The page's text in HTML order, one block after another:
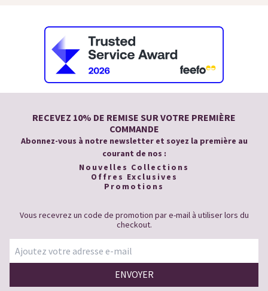
RECEVEZ 10% DE REMISE SUR VOTRE PREMIÈRE
COMMANDE
Abonnez-vous à notre newsletter et soyez la première au
courant de nos :
Nouvelles Collections
Offres Exclusives
Promotions
Vous recevrez un code de promotion par e-mail à utiliser lors du
checkout.